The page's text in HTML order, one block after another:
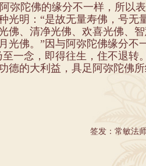
弥陀佛的缘分不一样，所以
光明：“是故无量寿佛，号无
佛、清净光佛、欢喜光佛、
光佛。”因与阿弥陀佛缘分不
一念，即得往生，住不退转
德的大利益，具足阿弥陀佛
签发：常敏法